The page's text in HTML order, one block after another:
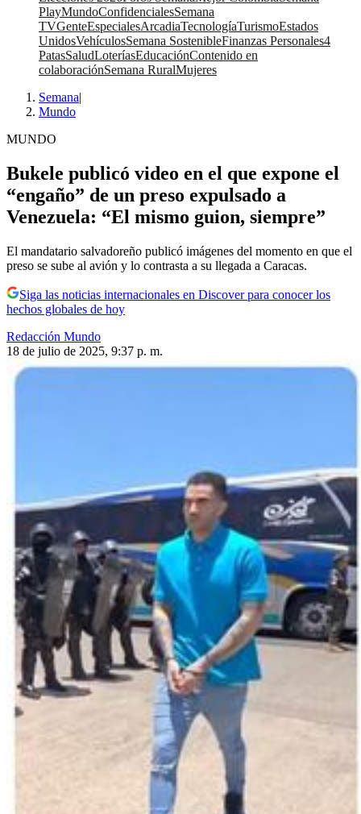
PlayMundoConfidencialesSemana
TVGenteEspecialesArcadiaTecnologíaTurismoEstados
UnidosVehículosSemana SostenibleFinanzas Personales4
PatasSaludLoteríasEducaciónContenido en
colaboraciónSemana RuralMujeres
Semana|
Mundo
MUNDO
Bukele publicó video en el que expone el
“engaño” de un preso expulsado a
Venezuela: “El mismo guion, siempre”
El mandatario salvadoreño publicó imágenes del momento en que el
preso se sube al avión y lo contrasta a su llegada a Caracas.
Siga las noticias internacionales en Discover para conocer los
hechos globales de hoy
Redacción Mundo
18 de julio de 2025, 9:37 p. m.